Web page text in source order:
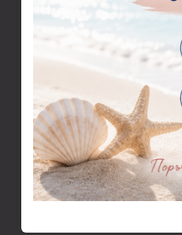
Елементи от бирен картон
Елементи от бирен картон
Елементи от бирен картон
Елементи от бирен картон -
Елементи от бирен картон
съкровища и екслоадиращи
Елементи от бирен картон
Елементи от бирен картон -
Елементи от бирен картон -
3D картички, албуми, ръчно
Елементи от шперплат